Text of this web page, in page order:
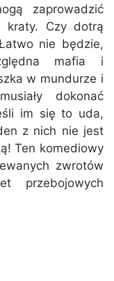
zaprowadzić
kraty. Czy dotrą
nie będzie,
mafia i
w mundurze i
dokonać
im się to uda,
z nich nie jest
Ten komediowy
zwrotów
przebojowych